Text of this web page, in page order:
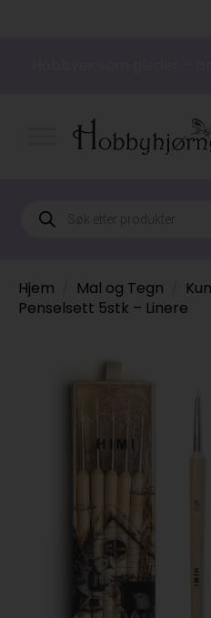
Products
search
Hjem Mal og Tegn
Penselsett 5stk – Linere